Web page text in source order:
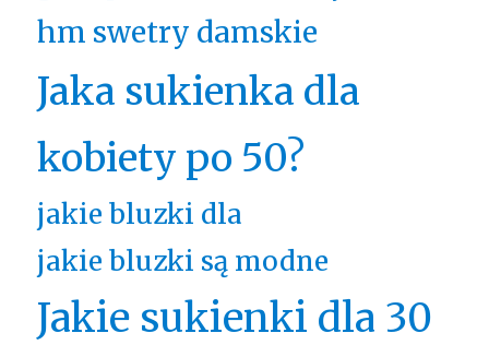
hm swetry damskie
Jaka sukienka dla
kobiety po 50?
jakie bluzki dla
jakie bluzki są modne
Jakie sukienki dla 30